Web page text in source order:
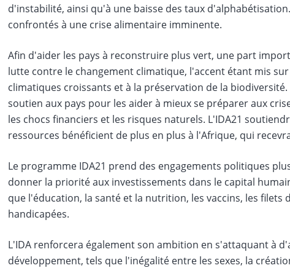
d'instabilité, ainsi qu'à une baisse des taux
confrontés à une crise alimentaire imminente.
Afin d'aider les pays à reconstruire plus vert, une part
lutte contre le changement climatique, l'accent étant mis
climatiques croissants et à la préservation de la
soutien aux pays pour les aider à mieux se préparer aux
les chocs financiers et les risques naturels. L'IDA21
ressources bénéficient de plus en plus à l'Afrique, qui
Le programme IDA21 prend des engagements politiques
donner la priorité aux investissements dans le capital
que l'éducation, la santé et la nutrition, les vaccins, les filets
handicapées.
L'IDA renforcera également son ambition en s'attaquant à
développement, tels que l'inégalité entre les sexes, la